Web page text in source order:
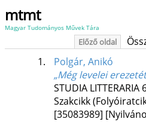
mtmt
Magyar Tudományos Művek Tára
Előző oldal
1.
Polgár, Anikó
„Még levelei
STUDIA LITTERARIA
Szakcikk
[35083989]